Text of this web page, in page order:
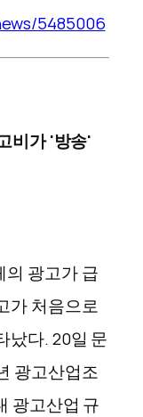
5485006
비가 '방송'
의 광고가 급
가 처음으로
났다. 20일 문
광고산업조
광고산업 규